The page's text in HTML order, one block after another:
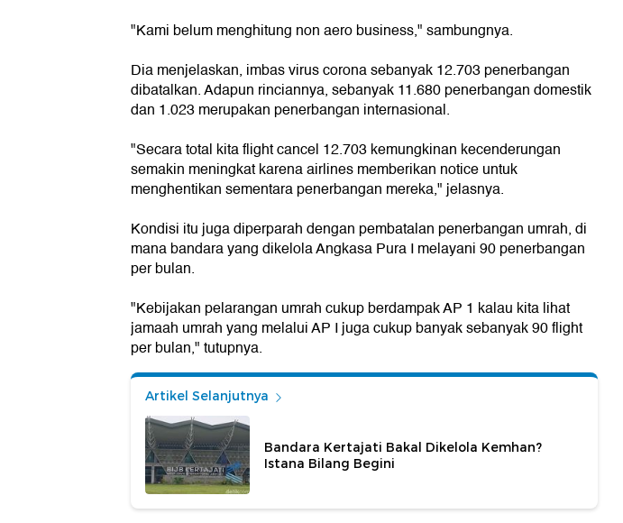
"Kami belum menghitung non aero business," sambungnya.
Dia menjelaskan, imbas virus corona sebanyak 12.703 penerbangan
dibatalkan. Adapun rinciannya, sebanyak 11.680 penerbangan domestik
dan 1.023 merupakan penerbangan internasional.
"Secara total kita flight cancel 12.703 kemungkinan kecenderungan
semakin meningkat karena airlines memberikan notice untuk
menghentikan sementara penerbangan mereka," jelasnya.
Kondisi itu juga diperparah dengan pembatalan penerbangan umrah, di
mana bandara yang dikelola Angkasa Pura I melayani 90 penerbangan
per bulan.
"Kebijakan pelarangan umrah cukup berdampak AP 1 kalau kita lihat
jamaah umrah yang melalui AP I juga cukup banyak sebanyak 90 flight
per bulan," tutupnya.
Artikel Selanjutnya
Bandara Kertajati Bakal Dikelola Kemhan?
Istana Bilang Begini